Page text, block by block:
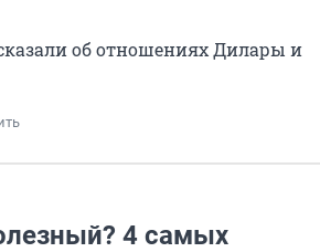
об отношениях Дилары и
4 самых